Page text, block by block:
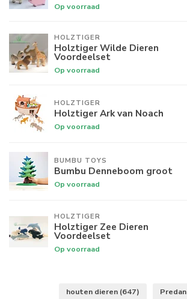
Op voorraad
HOLZTIGER
Holztiger Wilde Dieren
Voordeelset
Op voorraad
HOLZTIGER
Holztiger Ark van Noach
Op voorraad
BUMBU TOYS
Bumbu Denneboom groot
Op voorraad
HOLZTIGER
Holztiger Zee Dieren
Voordeelset
Op voorraad
houten dieren (647) Predan